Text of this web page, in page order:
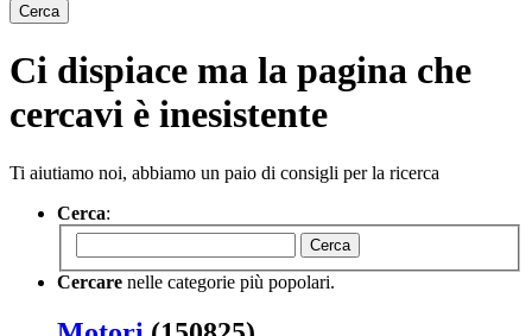
Cerca
Ci dispiace ma la pagina che
cercavi è inesistente
Ti aiutiamo noi, abbiamo un paio di consigli per la ricerca
Cerca:
Cerca
Cercare nelle categorie più popolari.